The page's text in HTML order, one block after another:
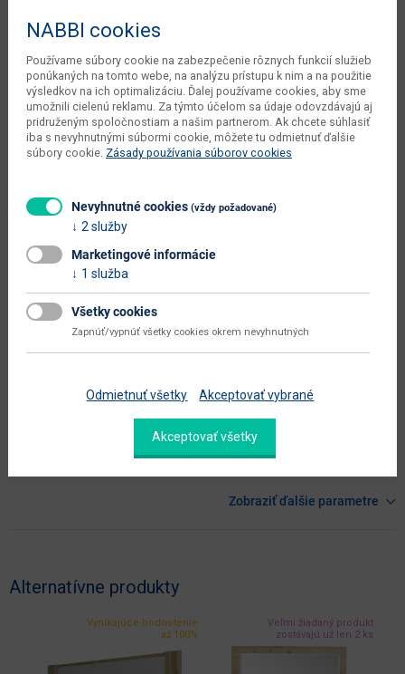
Hĺbka
Výška 65 cm
dodávateľa
0.021 m3
počet balíkov dodávateľa 1 ks
typové označenie Maximus MXS-12
dodáva sa
údržba
prevedenie s leskom nie
aglomerovaný materiál
Zobraziť ďalšie parametre
Alternatívne produkty
Vynikajúce hodnotenie
až 100%
Veľmi žiadaný produkt
zostávajú už len 2 ks
NABBI cookies
Používame súbory cookie na zabezpečenie rôznych funkcií služieb
ponúkaných na tomto webe, na analýzu prístupu k nim a na použitie
výsledkov na ich optimalizáciu. Ďalej používame cookies, aby sme
umožnili cielenú reklamu. Za týmto účelom sa údaje odovzdávajú aj
pridruženým spoločnostiam a našim partnerom. Ak chcete súhlasiť
iba s nevyhnutnými súbormi cookie, môžete tu odmietnuť ďalšie
súbory cookie. Zásady používania súborov cookies
Nevyhnutné cookies (vždy požadované)
2 služby
Marketingové informácie
1 služba
Všetky cookies
Zapnúť/vypnúť všetky cookies okrem nevyhnutných
Odmietnuť všetky Akceptovať vybrané
Akceptovať všetky